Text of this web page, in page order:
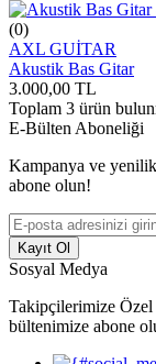
(0)
AXL GUİTAR
Akustik Bas Gitar
3.000,00 TL
Toplam 3 ürün
E-Bülten Aboneliği
Kampanya ve
abone olun!
Kayıt Ol
Sosyal Medya
Takipçilerimize Özel
bültenimize abone